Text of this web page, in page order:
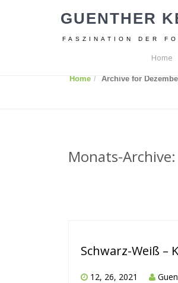
GUENTHER
FASZINATION DER
Home
Home Archive for
Monats-
Schwarz-Weiß –
12, 26, 2021